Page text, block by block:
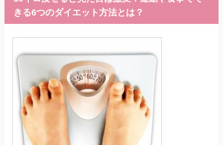
きる6つのダイエット方法とは？